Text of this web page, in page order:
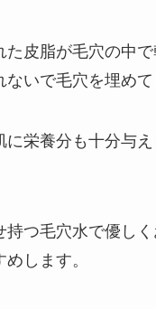
た皮脂が毛穴の中
いで毛穴を埋めて
に栄養分も十分与
持つ毛穴水で優し
します。